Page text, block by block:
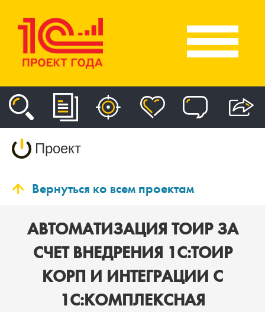
Проект
Вернуться ко всем проектам
АВТОМАТИЗАЦИЯ ТОИР ЗА
СЧЕТ ВНЕДРЕНИЯ 1С:ТОИР
КОРП И ИНТЕГРАЦИИ С
1С:КОМПЛЕКСНАЯ